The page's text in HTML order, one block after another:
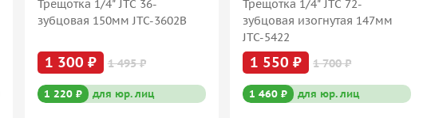
Трещотка 1/4" JTC 36-
зубцовая 150мм JTC-3602B
1 300 ₽ 1 495 ₽
1 220 ₽ для юр. лиц
Трещотка 1/4" JTC 72-
зубцовая изогнутая 147мм
JTC-5422
1 550 ₽ 1 700 ₽
1 460 ₽ для юр. лиц